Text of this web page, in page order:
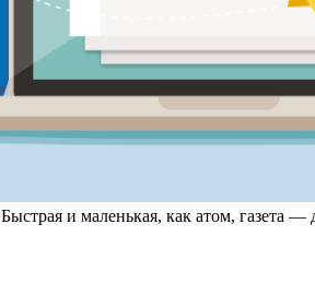
Быстрая и маленькая, как атом, газета